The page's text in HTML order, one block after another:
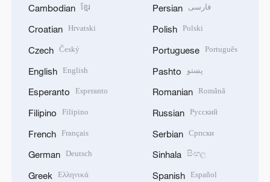
Cambodian ខ្មែរ
Croatian Hrvatski
Czech Český
English English
Esperanto Esperanto
Filipino Filipino
French Français
German Deutsch
Greek Ελληνικά
Persian فارسی
Polish Polski
Portuguese Português
Pashto پښتو
Romanian Română
Russian Русский
Serbian Српски
Sinhala සිංහල
Spanish Español